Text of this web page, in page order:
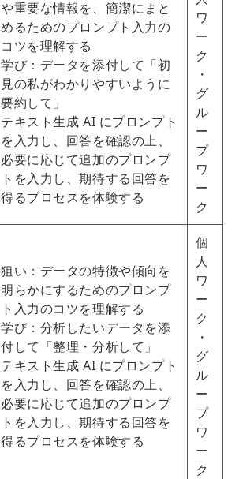
や重要な情報を、簡潔にまと
めるためのプロンプト入力の
コツを理解する
学び：データを添付して「初
見の私がわかりやすいように
要約して」
テキスト生成 AI にプロンプト
を入力し、回答を確認の上、
必要に応じて追加のプロンプ
トを入力し、期待する回答を
得るプロセスを体験する
ワ
ー
ク
・
グ
ル
ー
プ
ワ
ー
ク
狙い：データの特徴や傾向を
明らかにするためのプロンプ
ト入力のコツを理解する
学び：分析したいデータを添
付して「整理・分析して」
テキスト生成 AI にプロンプト
を入力し、回答を確認の上、
必要に応じて追加のプロンプ
トを入力し、期待する回答を
得るプロセスを体験する
個
人
ワ
ー
ク
・
グ
ル
ー
プ
ワ
ー
ク